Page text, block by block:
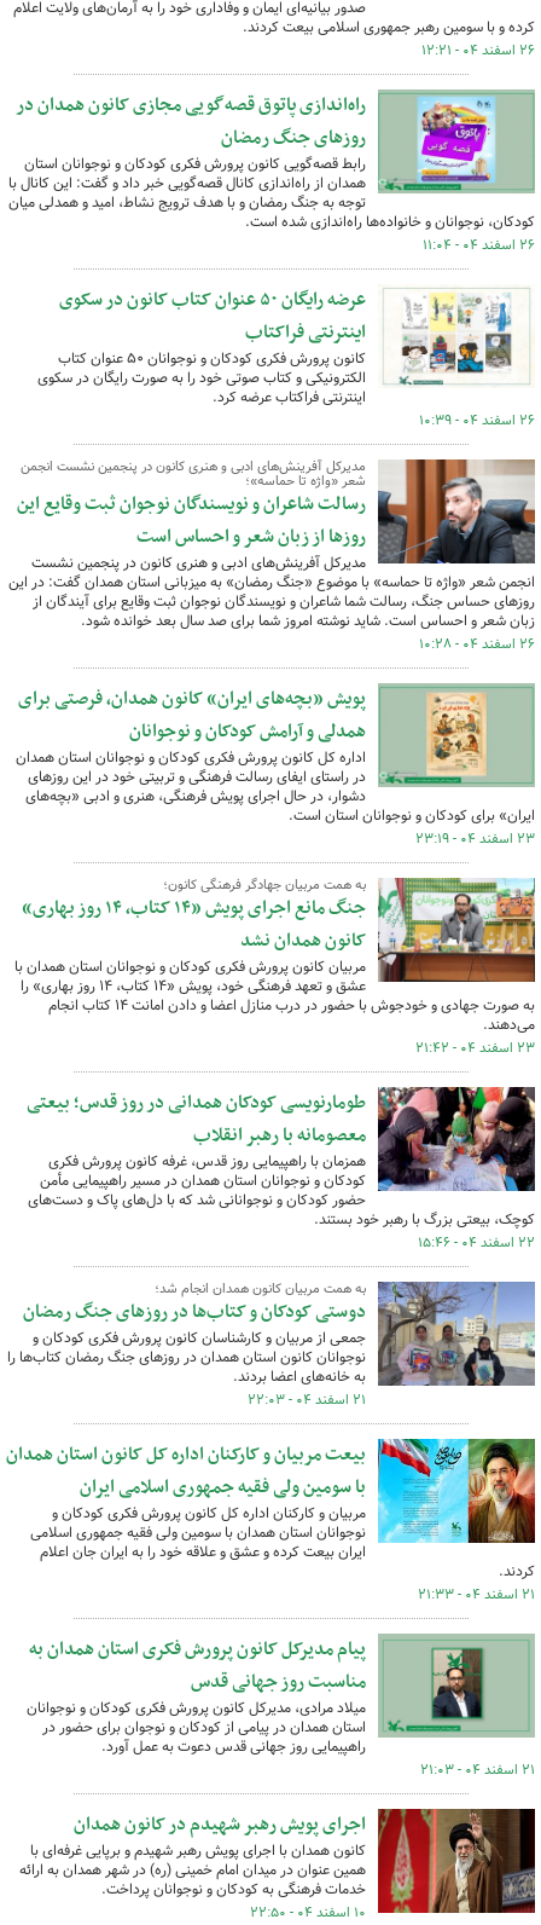
صدور بیانیه‌ای ایمان و وفاداری خود را به آرمان‌های ولایت اعلام
کرده و با سومین رهبر جمهوری اسلامی بیعت کردند.
۲۶ اسفند ۰۴ - ۱۲:۲۱
راه‌اندازی پاتوق قصه‌گویی مجازی کانون همدان در
روزهای جنگ رمضان
رابط قصه‌گویی کانون پرورش فکری کودکان و نوجوانان استان
همدان از راه‌اندازی کانال قصه‌گویی خبر داد و گفت: این کانال با
توجه به جنگ رمضان و با هدف ترویج نشاط، امید و همدلی میان
کودکان، نوجوانان و خانواده‌ها راه‌اندازی شده است.
۲۶ اسفند ۰۴ - ۱۱:۰۴
عرضه رایگان ۵۰ عنوان کتاب کانون در سکوی
اینترنتی فراکتاب
کانون پرورش فکری کودکان و نوجوانان ۵۰ عنوان کتاب
الکترونیکی و کتاب صوتی خود را به صورت رایگان در سکوی
اینترنتی فراکتاب عرضه کرد.
۲۶ اسفند ۰۴ - ۱۰:۳۹
مدیرکل آفرینش‌های ادبی و هنری کانون در پنجمین نشست انجمن
شعر «واژه تا حماسه»؛
رسالت شاعران و نویسندگان نوجوان ثبت وقایع این
روزها از زبان شعر و احساس است
مدیرکل آفرینش‌های ادبی و هنری کانون در پنجمین نشست
انجمن شعر «واژه تا حماسه» با موضوع «جنگ رمضان» به میزبانی استان همدان گفت: در این
روزهای حساس جنگ، رسالت شما شاعران و نویسندگان نوجوان ثبت وقایع برای آیندگان از
زبان شعر و احساس است. شاید نوشته امروز شما برای صد سال بعد خوانده شود.
۲۶ اسفند ۰۴ - ۱۰:۲۸
پویش «بچه‌های ایران» کانون همدان، فرصتی برای
همدلی و آرامش کودکان و نوجوانان
اداره کل کانون پرورش فکری کودکان و نوجوانان استان همدان
در راستای ایفای رسالت فرهنگی و تربیتی خود در این روزهای
دشوار، در حال اجرای پویش فرهنگی، هنری و ادبی «بچه‌های
ایران» برای کودکان و نوجوانان استان است.
۲۳ اسفند ۰۴ - ۲۳:۱۹
به همت مربیان جهادگر فرهنگی کانون؛
جنگ مانع اجرای پویش «۱۴ کتاب، ۱۴ روز بهاری»
کانون همدان نشد
مربیان کانون پرورش فکری کودکان و نوجوانان استان همدان با
عشق و تعهد فرهنگی خود، پویش «۱۴ کتاب، ۱۴ روز بهاری» را
به صورت جهادی و خودجوش با حضور در درب منازل اعضا و دادن امانت ۱۴ کتاب انجام
می‌دهند.
۲۳ اسفند ۰۴ - ۲۱:۴۲
طومارنویسی کودکان همدانی در روز قدس؛ بیعتی
معصومانه با رهبر انقلاب
همزمان با راهپیمایی روز قدس، غرفه کانون پرورش فکری
کودکان و نوجوانان استان همدان در مسیر راهپیمایی مأمن
حضور کودکان و نوجوانانی شد که با دل‌های پاک و دست‌های
کوچک، بیعتی بزرگ با رهبر خود بستند.
۲۲ اسفند ۰۴ - ۱۵:۴۶
به همت مربیان کانون همدان انجام شد؛
دوستی کودکان و کتاب‌ها در روزهای جنگ رمضان
جمعی از مربیان و کارشناسان کانون پرورش فکری کودکان و
نوجوانان کانون استان همدان در روزهای جنگ رمضان کتاب‌ها را
به خانه‌های اعضا بردند.
۲۱ اسفند ۰۴ - ۲۲:۰۳
بیعت مربیان و کارکنان اداره کل کانون استان همدان
با سومین ولی فقیه جمهوری اسلامی ایران
مربیان و کارکنان اداره کل کانون پرورش فکری کودکان و
نوجوانان استان همدان با سومین ولی فقیه جمهوری اسلامی
ایران بیعت کرده و عشق و علاقه خود را به ایران جان اعلام
کردند.
۲۱ اسفند ۰۴ - ۲۱:۳۳
پیام مدیرکل کانون پرورش فکری استان همدان به
مناسبت روز جهانی قدس
میلاد مرادی، مدیرکل کانون پرورش فکری کودکان و نوجوانان
استان همدان در پیامی از کودکان و نوجوان برای حضور در
راهپیمایی روز جهانی قدس دعوت به عمل آورد.
۲۱ اسفند ۰۴ - ۲۱:۰۳
اجرای پویش رهبر شهیدم در کانون همدان
کانون همدان با اجرای پویش رهبر شهیدم و برپایی غرفه‌ای با
همین عنوان در میدان امام خمینی (ره) در شهر همدان به ارائه
خدمات فرهنگی به کودکان و نوجوانان پرداخت.
۱۰ اسفند ۰۴ - ۲۲:۵۰